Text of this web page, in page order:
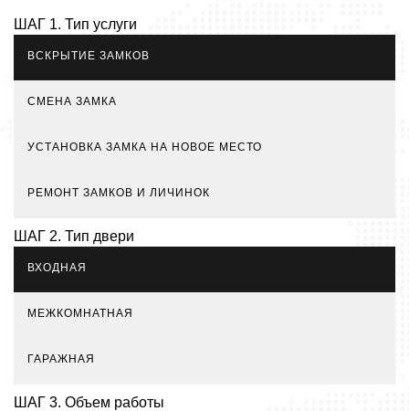
ШАГ 1. Тип услуги
ВСКРЫТИЕ ЗАМКОВ
СМЕНА ЗАМКА
УСТАНОВКА ЗАМКА НА НОВОЕ МЕСТО
РЕМОНТ ЗАМКОВ И ЛИЧИНОК
ШАГ 2. Тип двери
ВХОДНАЯ
МЕЖКОМНАТНАЯ
ГАРАЖНАЯ
ШАГ 3. Объем работы